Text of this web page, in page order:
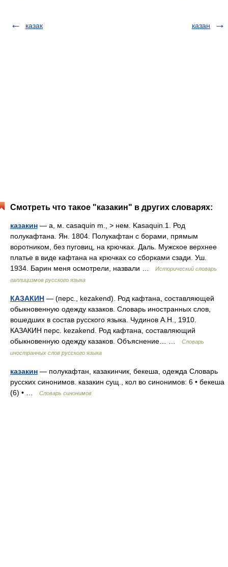
казак казан
Смотреть что такое "казакин" в других словарях:
казакин — а, м. casaquin m., > нем. Kasaquin.1. Род
полукафтана. Ян. 1804. Полукафтан с борами, прямым
воротником, без пуговиц, на крючках. Даль. Мужское верхнее
платье в виде кафтана на крючках со сборками сзади. Уш.
1934. Барин меня осмотрели, назвали …
Исторический словарь
галлицизмов русского языка
КАЗАКИН — (перс., kezakend). Род кафтана, составляющей
обыкновенную одежду казаков. Словарь иностранных слов,
вошедших в состав русского языка. Чудинов А.Н., 1910.
КАЗАКИН перс. kezakend. Род кафтана, составляющий
обыкновенную одежду казаков. Объяснение… …
Словарь
иностранных слов русского языка
казакин — полукафтан, казакинчик, бекеша, одежда Словарь
русских синонимов. казакин сущ., кол во синонимов: 6 • бекеша
(6) • …
Словарь синонимов